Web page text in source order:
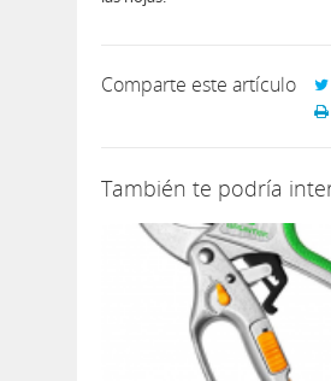
Comparte este artículo
También te podría